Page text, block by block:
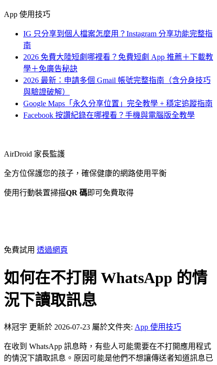
App 使用技巧
IG 只分享到個人檔案怎麼用？Instagram 分享功能完整指
南
2026 免費大陸短劇哪裡看？免費短劇 App 推薦＋下載教
學＋免廣告秘訣
2026 最新：申請多個 Gmail 帳號完整指南（含分身技巧
與驗證破解）
Google Maps「永久分享位置」完全教學 + 穩定追蹤指南
Facebook 按讚紀錄在哪裡看？手機與電腦版全教學
AirDroid 家長監護
全方位保護您的孩子，確保健康的網路使用平衡
使用行動裝置掃描QR 碼即可免費取得
免費試用 透過網頁
如何在不打開 WhatsApp 的情
況下讀取訊息
林冠宇 更新於 2026-07-23 屬於文件夾: App 使用技巧
在收到 WhatsApp 訊息時，有些人可能需要在不打開應用程式
的情況下讀取訊息。原因可能是他們不想讓傳送者知道訊息已